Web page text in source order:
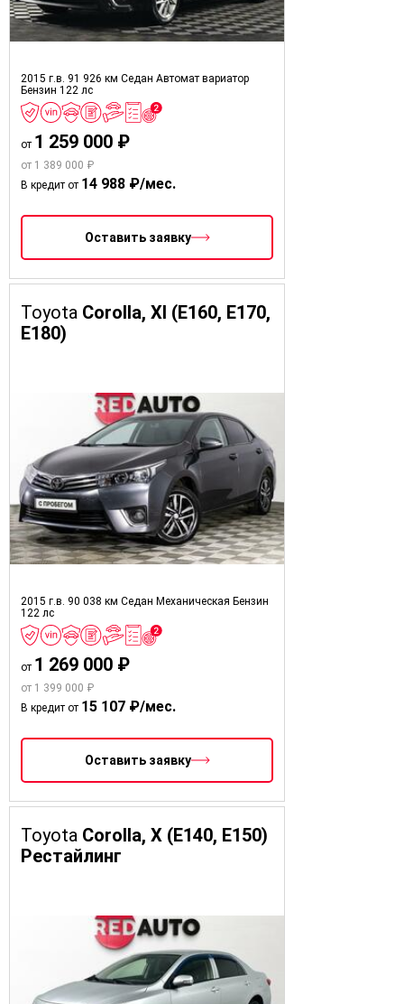
2015 г.в. 91 926 км Седан Автомат вариатор
Бензин 122 лс
от 1 259 000 ₽
от 1 389 000 ₽
В кредит от 14 988 ₽/мес.
Оставить заявку
Toyota Corolla, XI (E160, E170,
E180)
2015 г.в. 90 038 км Седан Механическая Бензин
122 лс
от 1 269 000 ₽
от 1 399 000 ₽
В кредит от 15 107 ₽/мес.
Оставить заявку
Toyota Corolla, X (E140, E150)
Рестайлинг